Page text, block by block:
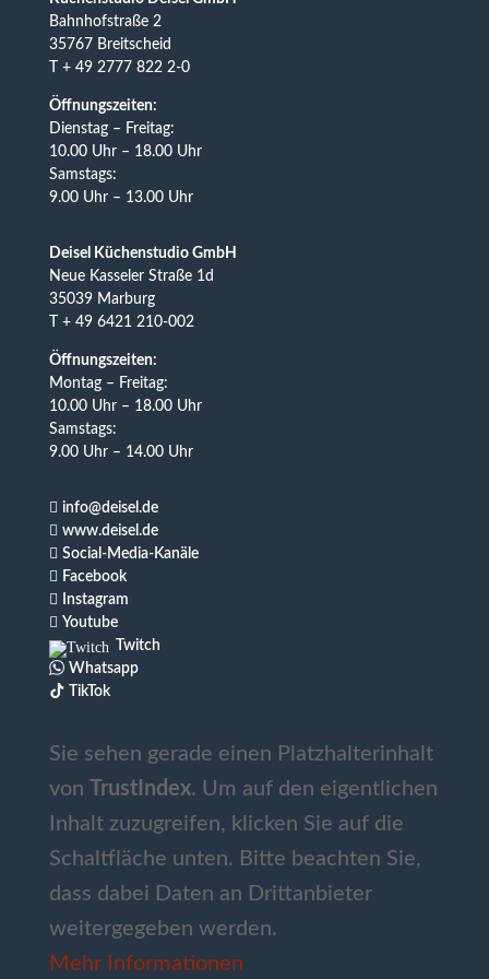
Bahnhofstraße 2
35767 Breitscheid
T + 49 2777 822 2-0
Öffnungszeiten:
Dienstag – Freitag:
10.00 Uhr – 18.00 Uhr
Samstags:
9.00 Uhr – 13.00 Uhr
Deisel Küchenstudio GmbH
Neue Kasseler Straße 1d
35039 Marburg
T + 49 6421 210-002
Öffnungszeiten:
Montag – Freitag:
10.00 Uhr – 18.00 Uhr
Samstags:
9.00 Uhr – 14.00 Uhr
 info@deisel.de
 www.deisel.de
 Social-Media-Kanäle
 Facebook
 Instagram
 Youtube
Twitch
Whatsapp
TikTok
Sie sehen gerade einen Platzhalterinhalt
von
TrustIndex. Um auf den eigentlichen
Inhalt zuzugreifen, klicken Sie auf die
Schaltfläche unten. Bitte beachten Sie,
dass dabei Daten an Drittanbieter
weitergegeben werden.
Mehr Informationen